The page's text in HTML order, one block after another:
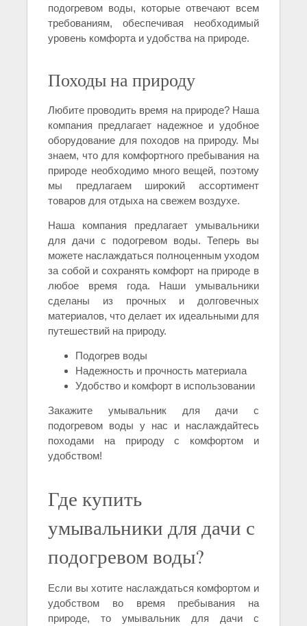
подогревом воды, которые отвечают всем
требованиям, обеспечивая необходимый
уровень комфорта и удобства на природе.
Походы на природу
Любите проводить время на природе? Наша
компания предлагает надежное и удобное
оборудование для походов на природу. Мы
знаем, что для комфортного пребывания на
природе необходимо много вещей, поэтому
мы предлагаем широкий ассортимент
товаров для отдыха на свежем воздухе.
Наша компания предлагает умывальники
для дачи с подогревом воды. Теперь вы
можете наслаждаться полноценным уходом
за собой и сохранять комфорт на природе в
любое время года. Наши умывальники
сделаны из прочных и долговечных
материалов, что делает их идеальными для
путешествий на природу.
Подогрев воды
Надежность и прочность материала
Удобство и комфорт в использовании
Закажите умывальник для дачи с
подогревом воды у нас и наслаждайтесь
походами на природу с комфортом и
удобством!
Где купить
умывальники для дачи с
подогревом воды?
Если вы хотите наслаждаться комфортом и
удобством во время пребывания на
природе, то умывальник для дачи с